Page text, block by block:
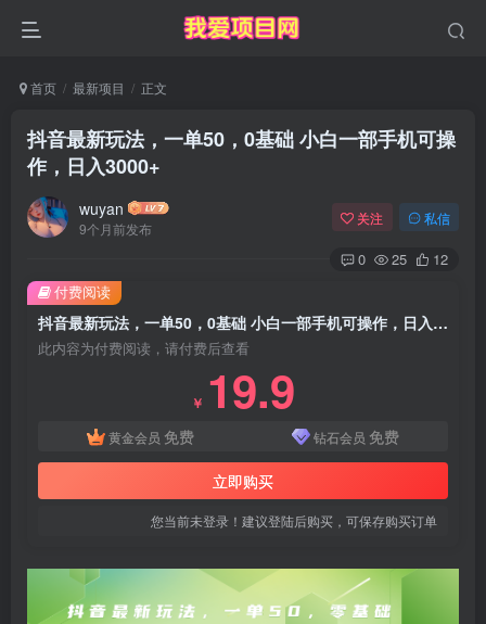
首页 最新项目 正文
抖音最新玩法，一单50，0基础 小白一部手机可操
作，日入3000+
wuyan
9个月前发布
关注 私信
0 25 12
抖音最新玩法，一单50，0基础 小白一部手机可操作，日入3000+
此内容为付费阅读，请付费后查看
￥ 19.9
黄金会员 免费 钻石会员 免费
立即购买
您当前未登录！建议登陆后购买，可保存购买订单
付费阅读